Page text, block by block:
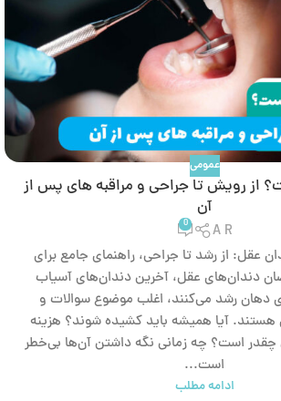
عمومی
از رویش تا جراحی و مراقبه های پس از
آن
A R
0
عقل: از رشد تا جراحی، راهنمای جامع برای
دندان‌های عقل، آخرین دندان‌های آسیاب
دهان رشد می‌کنند، اغلب موضوع سوالات و
هستند. آیا همیشه باید کشیده شوند؟ هزینه
است؟ چه زمانی نگه داشتن آن‌ها بی‌خطر
است...
ادامه مطلب